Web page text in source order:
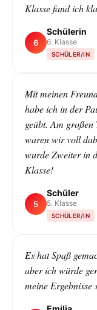
Klasse fand ich
6
Schülerin
6. Klasse
SCHÜLER/IN
Mit meinen
habe ich in der
geübt. Am großen
waren wir voll
wurde Zweiter in
Klasse!
5
Schüler
5. Klasse
SCHÜLER/IN
Es hat Spaß
aber ich würde
meine Ergebnisse